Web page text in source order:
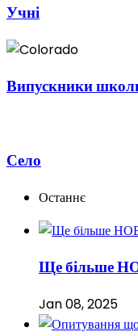
Учні
Випускники
Село
Останнє
Ще більше
Jan 08, 2025